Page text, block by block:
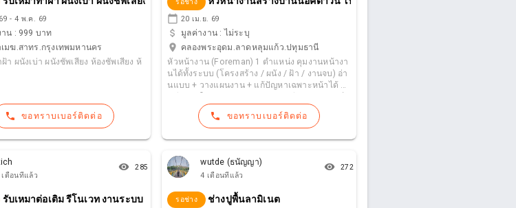
ก่อสร้างและวางมัดจำแล้ว) - งานออก
2 D - 3 D ฟรี - งานประมาณราคา BO
เอกสาร ยื่นขอวงเงินกู้ OD. ธนาคาร ฟ
ที่รับตรวจบ้านทุกที่ ที่คุณไม่มีทางได้แ
าปัตยกรรม Architect
และความสวยงาม - งานระบบไฟ
อบการใช่ง
านระ
วจสอบการใช่งานตามปกติ - งานคว
อื่นๆ Different parts ตรวจส
กติ ทั่วไป แจ้งราคา และ งบป
- 4 พ.ค. 69
น : 999 บาท
มฆ.สาทร.กรุงเทพมหานคร
า ผนังเบ่า ผนังชัพเสียง ห้องชัพเสียง ห้
phone ขอทราบเบอร์ติดต่อ
calendar_today 20 เม.ย. 69
attach_money มูลค่างาน :ไม่ระบุ
location_on คลองพระอุดม.ลาดหลุมแก้ว.ปทุมธานี
หัวหน้างาน (Foreman) 1 ตำแหน่ง คุมงานหน้างา
นได้ทั้งระบบ (โครงสร้าง / ผนัง / ฝ้า / งานจบ) อ่า
นแบบ + วางแผนงาน + แก้ปัญหาเฉพาะหน้าได้ คุ
านน็อคดาว / งานเหล็ก จะพิจารณาพิเศษ 💰 ค่าแ
รง: 800 – 1,200 บาท/วัน (ตามประสบการณ์)
phone ขอทราบเบอร์ติดต่อ
เดือนที่แล้ว
remove_red_eye 285
รับเหมาต่อเติม รีโนเวท งานระบบ และเฟอร์นิเจอร์ทุกชนิด
wutde (ธนัญญา)
4 เดือนที่แล้ว
remove_red_eye 272
รอช่าง
ช่างปูพื้นลามิเนต